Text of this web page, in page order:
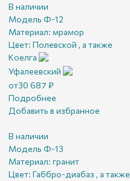
В наличии
Модель Ф-12
Материал: мрамор
Цвет: Полевской , а также
Коелга
Уфалеевский
от30 687 ₽
Подробнее
Добавить в избранное
В наличии
Модель Ф-13
Материал: гранит
Цвет: Габбро-диабаз , а также